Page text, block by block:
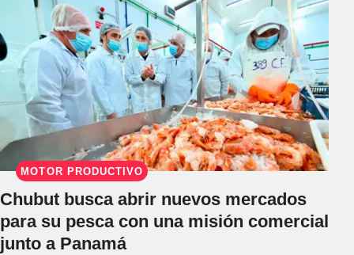
MOTOR PRODUCTIVO
Chubut busca abrir nuevos mercados
para su pesca con una misión comercial
junto a Panamá